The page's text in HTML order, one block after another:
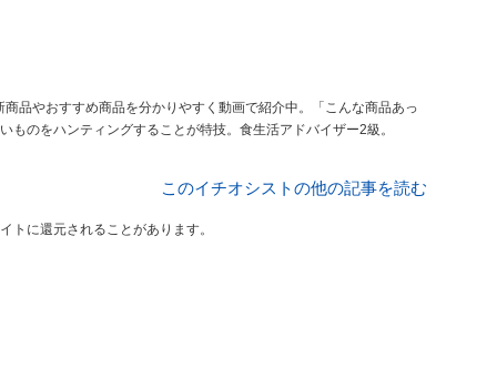
品やおすすめ商品を分かりやすく動画で紹介中。「こんな商品あっ
のをハンティングすることが特技。食生活アドバイザー2級。
このイチオシストの他の記事を読む
に還元されることがあります。